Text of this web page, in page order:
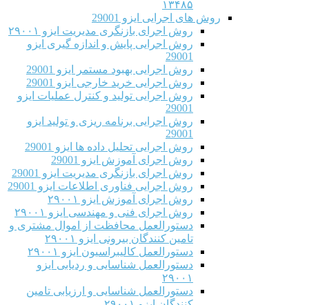
۱۳۴۸۵
روش های اجرایی ایزو 29001
روش اجرای بازنگری مدیریت ایزو ۲۹۰۰۱
روش اجرایی پایش و اندازه گیری ایزو
29001
روش اجرایی بهبود مستمر ایزو 29001
روش اجرایی خرید خارجی ایزو 29001
روش اجرایی تولید و کنترل عملیات ایزو
29001
روش اجرایی برنامه ریزی و تولید ایزو
29001
روش اجرایی تحلیل داده ها ایزو 29001
روش اجرای آموزش ایزو 29001
روش اجرای بازنگری مدیریت ایزو 29001
روش اجرایی فناوری اطلاعات ایزو 29001
روش اجرای آموزش ایزو ۲۹۰۰۱
روش اجرای فنی و مهندسی ایزو ۲۹۰۰۱
دستورالعمل محافظت از اموال مشتری و
تامین کنندگان بیرونی ایزو ۲۹۰۰۱
دستورالعمل کالیبراسیون ایزو ۲۹۰۰۱
دستورالعمل شناسایی و ردیابی ایزو
۲۹۰۰۱
دستورالعمل شناسایی و ارزیابی تامین